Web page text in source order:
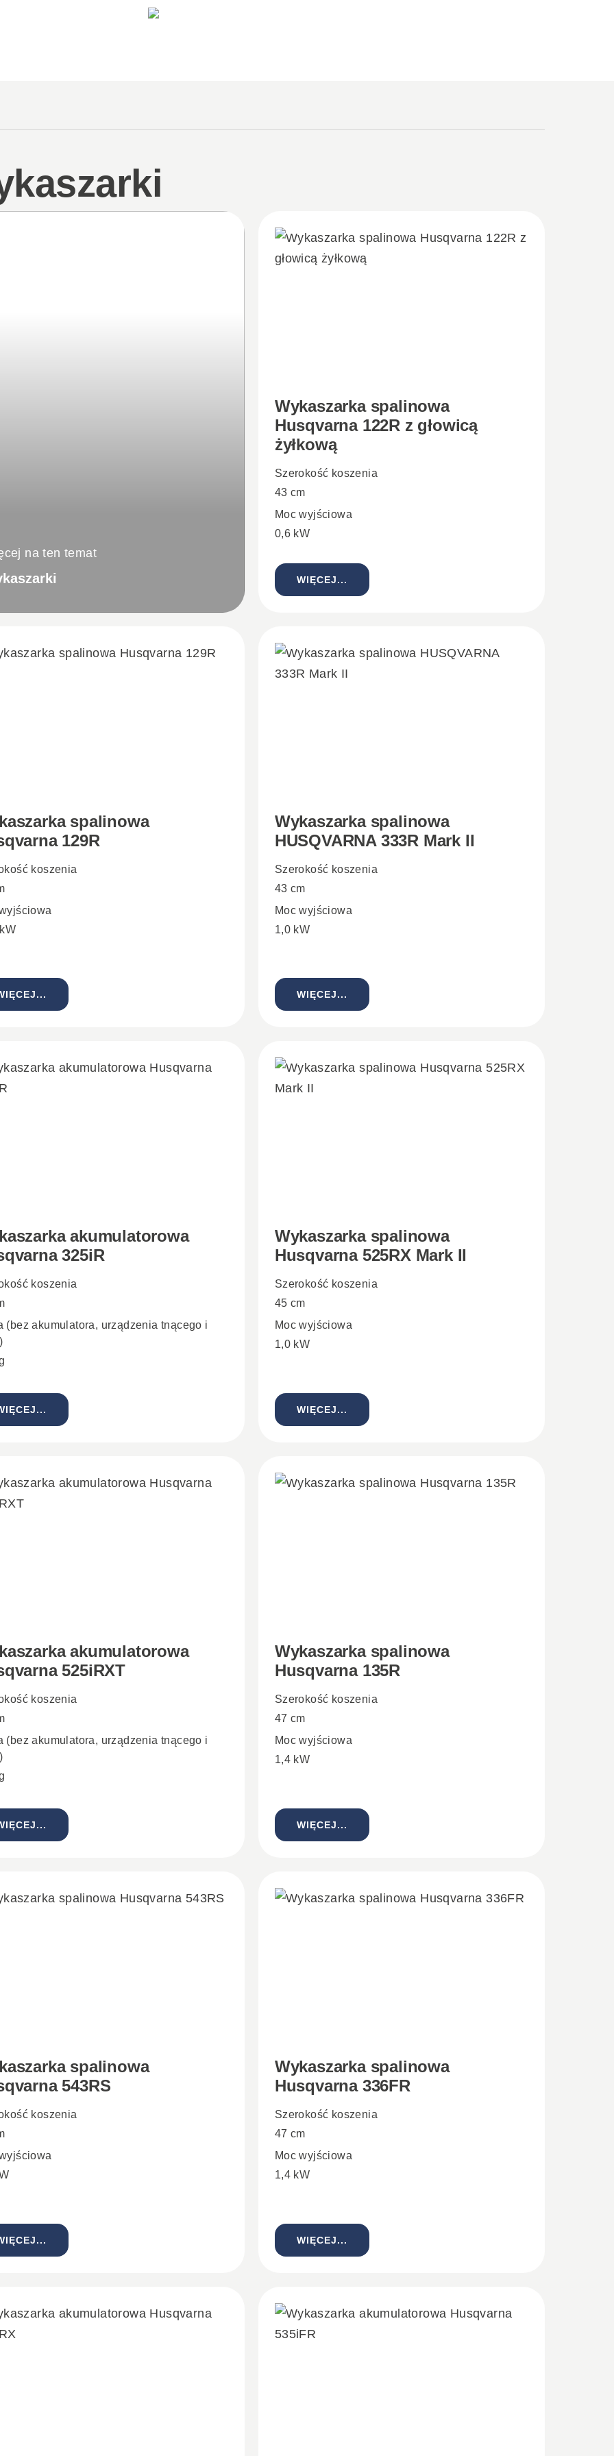
na ten temat
Wykaszarka spalinowa
Husqvarna 122R z głowicą
żyłkową
Szerokość koszenia
43 cm
Moc wyjściowa
0,6 kW
WIĘCEJ...
spalinowa
129R
koszenia
Wykaszarka spalinowa
HUSQVARNA 333R Mark II
Szerokość koszenia
43 cm
Moc wyjściowa
1,0 kW
WIĘCEJ...
akumulatorowa
325iR​
koszenia
(bez akumulatora, urządzenia tnącego i
Wykaszarka spalinowa
Husqvarna 525RX Mark II
Szerokość koszenia
45 cm
Moc wyjściowa
1,0 kW
WIĘCEJ...
akumulatorowa
525iRXT
koszenia
(bez akumulatora, urządzenia tnącego i
Wykaszarka spalinowa
Husqvarna 135R
Szerokość koszenia
47 cm
Moc wyjściowa
1,4 kW
WIĘCEJ...
spalinowa
543RS
koszenia
Wykaszarka spalinowa
Husqvarna 336FR
Szerokość koszenia
47 cm
Moc wyjściowa
1,4 kW
WIĘCEJ...